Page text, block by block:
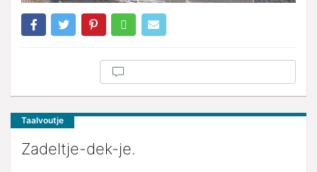
Taalvoutje
Zadeltje-dek-je.